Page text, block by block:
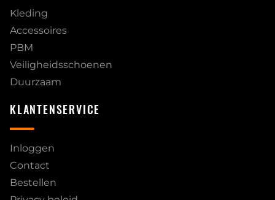
Kleding
Accessoires
PBM
Veiligheidsschoenen
Duurzaam
KLANTENSERVICE
Inloggen
Contact
Bestellen